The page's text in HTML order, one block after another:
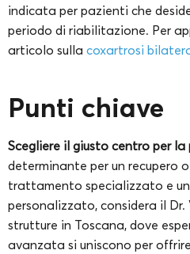
indicata per pazienti che
periodo di riabilitazione. Per
articolo sulla coxartrosi
Punti chiave
Scegliere il giusto centro per la
determinante per un recupero
trattamento specializzato e un
personalizzato, considera il Dr.
strutture in Toscana, dove
avanzata si uniscono per